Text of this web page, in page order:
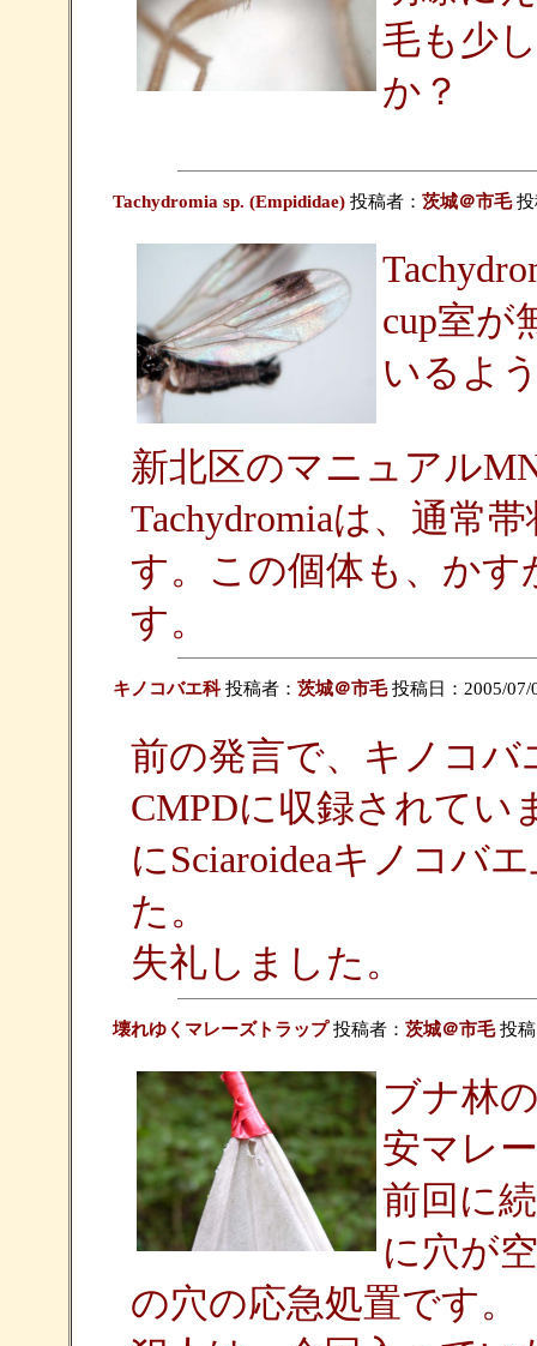
毛も少
か？
Tachydromia sp. (Empididae) 投稿者： 茨城＠市毛投
cup室が
いるよ
新北区のマニュアル
Tachydromiaは、通常
す。この個体も、か
す。
キノコバエ科投稿者： 茨城＠市毛投稿日：2005/07/
前の発言で、キノコ
CMPDに収録されてい
にSciaroideaキノコバ
た。
失礼しました。
壊れゆくマレーズトラップ投稿者： 茨城＠市毛投稿
ブナ林
安マレ
前回に
に穴が
の穴の応急処置です。